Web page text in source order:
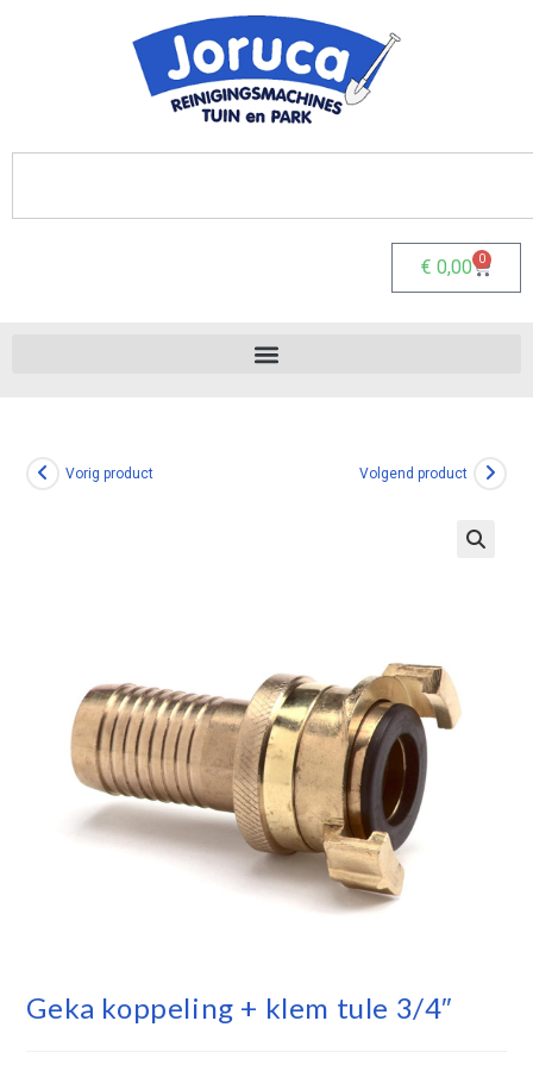
€ 0,00 0
Vorig product Volgend product
Geka koppeling + klem tule 3/4″